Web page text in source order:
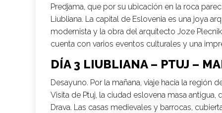
Predjama, que por su ubicación en la roca
Liubliana. La capital de Eslovenia es una joya
modernista y la obra del arquitecto Joze
cuenta con varios eventos culturales y una
DÍA 3 LIUBLIANA – PTUJ –
Desayuno. Por la mañana, viaje hacia la región
Visita de Ptuj, la ciudad eslovena masa
Drava. Las casas medievales y barrocas,